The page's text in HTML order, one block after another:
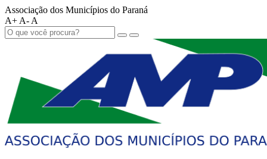
Associação dos Municípios do Paraná
A+ A- A